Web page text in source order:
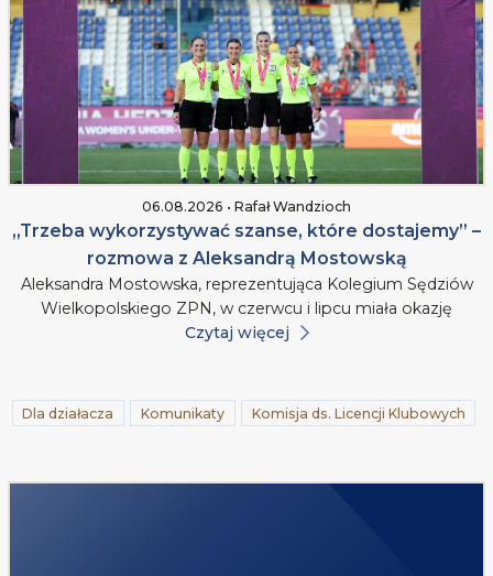
06.08.2026 • Rafał Wandzioch
„Trzeba wykorzystywać szanse, które dostajemy” –
rozmowa z Aleksandrą Mostowską
Aleksandra Mostowska, reprezentująca Kolegium Sędziów
Wielkopolskiego ZPN, w czerwcu i lipcu miała okazję
Czytaj więcej
Dla działacza Komunikaty Komisja ds. Licencji Klubowych